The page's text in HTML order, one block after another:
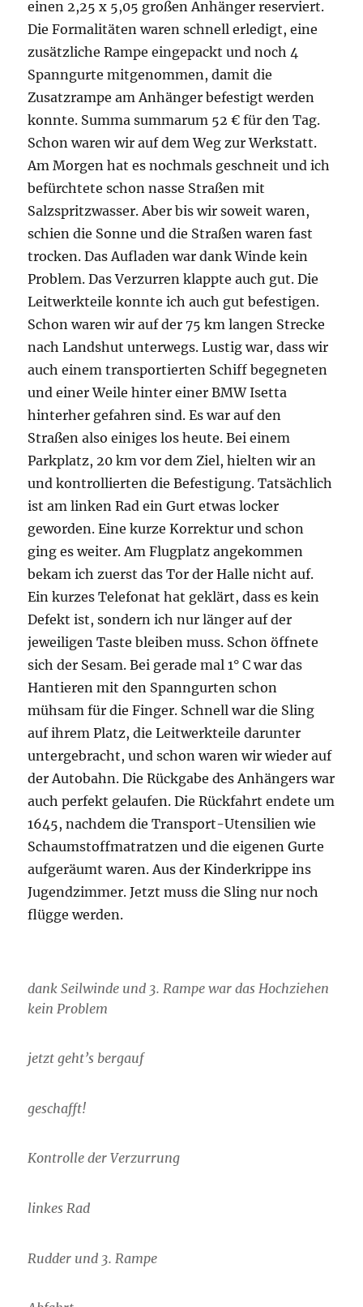
einen 2,25 x 5,05 großen Anhänger reserviert.
Die Formalitäten waren schnell erledigt, eine
zusätzliche Rampe eingepackt und noch 4
Spanngurte mitgenommen, damit die
Zusatzrampe am Anhänger befestigt werden
konnte. Summa summarum 52 € für den Tag.
Schon waren wir auf dem Weg zur Werkstatt.
Am Morgen hat es nochmals geschneit und ich
befürchtete schon nasse Straßen mit
Salzspritzwasser. Aber bis wir soweit waren,
schien die Sonne und die Straßen waren fast
trocken. Das Aufladen war dank Winde kein
Problem. Das Verzurren klappte auch gut. Die
Leitwerkteile konnte ich auch gut befestigen.
Schon waren wir auf der 75 km langen Strecke
nach Landshut unterwegs. Lustig war, dass wir
auch einem transportierten Schiff begegneten
und einer Weile hinter einer BMW Isetta
hinterher gefahren sind. Es war auf den
Straßen also einiges los heute. Bei einem
Parkplatz, 20 km vor dem Ziel, hielten wir an
und kontrollierten die Befestigung. Tatsächlich
ist am linken Rad ein Gurt etwas locker
geworden. Eine kurze Korrektur und schon
ging es weiter. Am Flugplatz angekommen
bekam ich zuerst das Tor der Halle nicht auf.
Ein kurzes Telefonat hat geklärt, dass es kein
Defekt ist, sondern ich nur länger auf der
jeweiligen Taste bleiben muss. Schon öffnete
sich der Sesam. Bei gerade mal 1° C war das
Hantieren mit den Spanngurten schon
mühsam für die Finger. Schnell war die Sling
auf ihrem Platz, die Leitwerkteile darunter
untergebracht, und schon waren wir wieder auf
der Autobahn. Die Rückgabe des Anhängers war
auch perfekt gelaufen. Die Rückfahrt endete um
1645, nachdem die Transport-Utensilien wie
Schaumstoffmatratzen und die eigenen Gurte
aufgeräumt waren. Aus der Kinderkrippe ins
Jugendzimmer. Jetzt muss die Sling nur noch
flügge werden.
dank Seilwinde und 3. Rampe war das Hochziehen
kein Problem
jetzt geht’s bergauf
geschafft!
Kontrolle der Verzurrung
linkes Rad
Rudder und 3. Rampe